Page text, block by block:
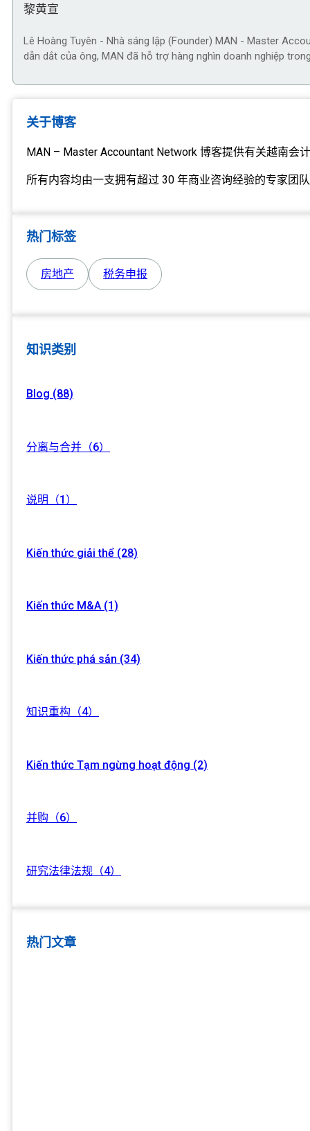
黎黄宣
Lê Hoàng Tuyên - Nhà sáng lập (Founder) MAN - Master
dẫn dắt của ông, MAN đã hỗ trợ hàng nghìn doanh nghiệp
关于博客
MAN – Master Accountant Network 博客提供有关越南会
所有内容均由一支拥有超过 30 年商业咨询经验的专家团
热门标签
房地产 税务申报
知识类别
Blog (88)
分离与合并（6）
说明（1）
Kiến thức giải thể (28)
Kiến thức M&A (1)
Kiến thức phá sản (34)
知识重构（4）
Kiến thức Tạm ngừng hoạt động (2)
并购（6）
研究法律法规（4）
热门文章